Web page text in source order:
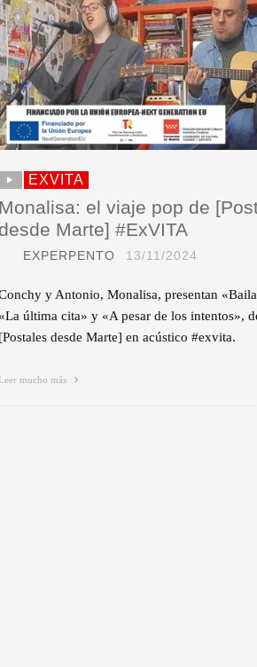
EXVITA
Monalisa: el viaje pop de
desde Marte] #ExVITA
EXPERPENTO 13/11/2024
y Antonio, Monalisa, presentan
«La última cita» y «A pesar de los intentos»,
[Postales desde Marte] en acústico #exvita.
Leer mucho más